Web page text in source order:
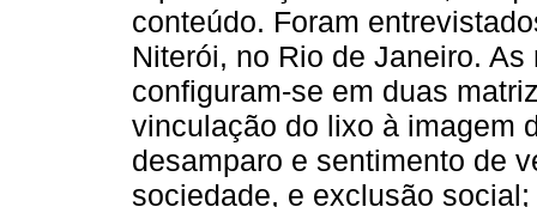
conteúdo. Foram
Niterói, no Rio de Janeiro.
configuram-se em duas
vinculação do lixo à imagem
desamparo e sentimento de
sociedade, e exclusão